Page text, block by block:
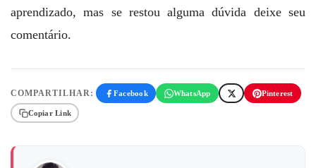
aprendizado, mas se restou alguma dúvida deixe seu
comentário.
COMPARTILHAR: Facebook WhatsApp Pinterest
Copiar Link